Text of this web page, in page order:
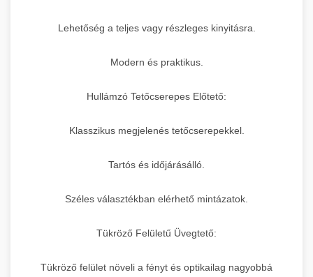
Lehetőség a teljes vagy részleges kinyitásra.
Modern és praktikus.
Hullámzó Tetőcserepes Előtető:
Klasszikus megjelenés tetőcserepekkel.
Tartós és időjárásálló.
Széles választékban elérhető mintázatok.
Tükröző Felületű Üvegtető:
Tükröző felület növeli a fényt és optikailag nagyobbá